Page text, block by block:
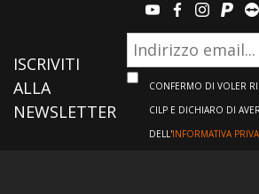
youtubefacebook
ISCRIVITI
ALLA
NEWSLETTER
CONFERMO DI VOLER
CILP E DICHIARO DI
DELL'INFORMATIVA